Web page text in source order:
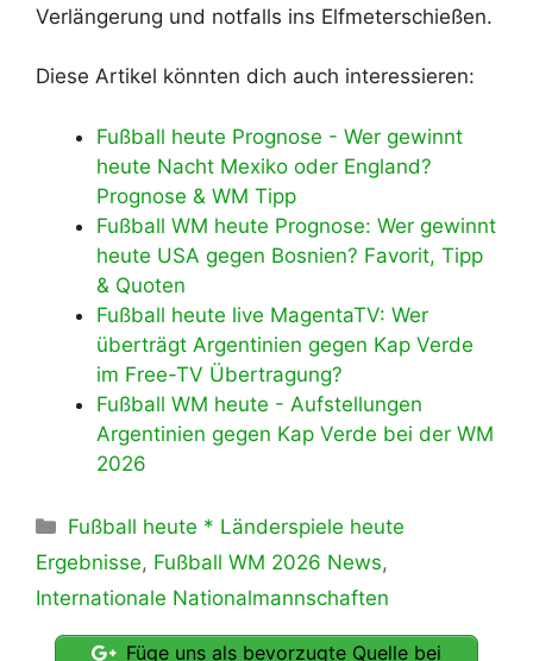
Verlängerung und notfalls ins Elfmeterschießen.
Diese Artikel könnten dich auch interessieren:
Fußball heute Prognose - Wer gewinnt
heute Nacht Mexiko oder England?
Prognose & WM Tipp
Fußball WM heute Prognose: Wer gewinnt
heute USA gegen Bosnien? Favorit, Tipp
& Quoten
Fußball heute live MagentaTV: Wer
überträgt Argentinien gegen Kap Verde
im Free-TV Übertragung?
Fußball WM heute - Aufstellungen
Argentinien gegen Kap Verde bei der WM
2026
Kategorien
Fußball heute * Länderspiele heute
Ergebnisse, Fußball WM 2026 News,
Internationale Nationalmannschaften
Füge uns als bevorzugte Quelle bei